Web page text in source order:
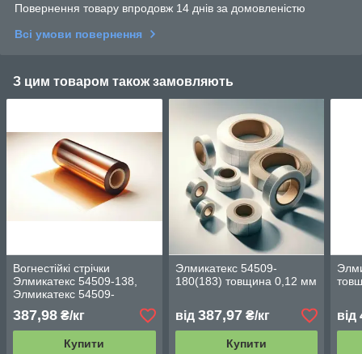
Повернення товару впродовж 14 днів за домовленістю
Всі умови повернення
З цим товаром також замовляють
Вогнестійкі стрічки
Элмикатекс 54509-138,
Элмикатекс 54509-
180(183), Элмикатекс
545099-220
387,98 ₴/кг
Купити
Элмикатекс 54509-
180(183) товщина 0,12 мм
від 387,97₴/кг
Купити
від